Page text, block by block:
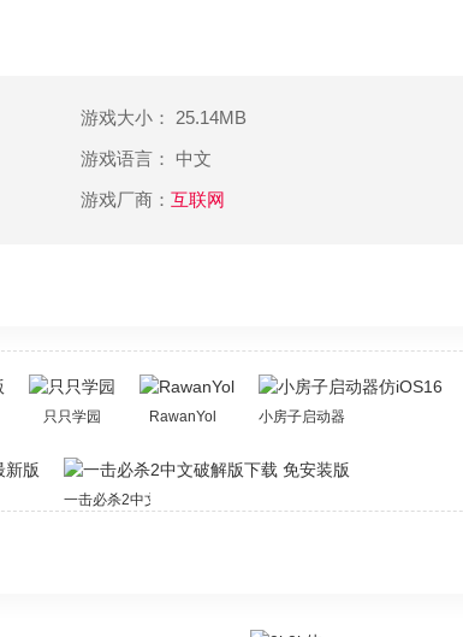
游戏大小： 25.14MB
游戏语言： 中文
游戏厂商： 互联网
只只学园 RawanYol 小房子启动器仿iOS16
一击必杀2中文破解版下载 免安装版